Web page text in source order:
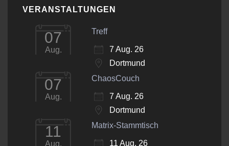
VERANSTALTUNGEN
07
Aug.
Treff
7 Aug. 26
Dortmund
07
Aug.
ChaosCouch
7 Aug. 26
Dortmund
11
Aug.
Matrix-Stammtisch
11 Aug. 26